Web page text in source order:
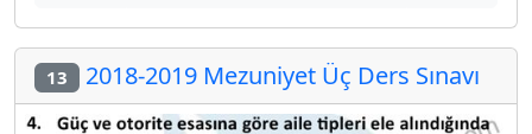
13 2018-2019 Mezuniyet Üç Ders Sınavı